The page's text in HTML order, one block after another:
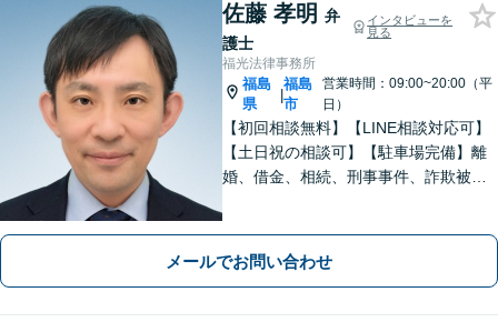
佐藤 孝明 弁
護士
インタビューを
見る
福光法律事務所
福島
県
|
福島
市
営業時間：09:00~20:00（平
日）
【初回相談無料】【LINE相談対応可】
【土日祝の相談可】【駐車場完備】離
婚、借金、相続、刑事事件、詐欺被
寧にサポートいたします【地元・福島
市出身の弁護士】
メールでお問い合わせ